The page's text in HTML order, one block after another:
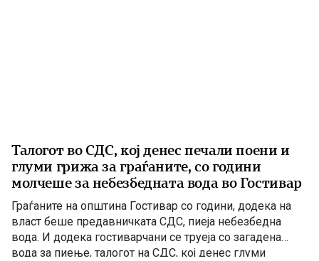
Талогот во СДС, кој денес печали поени и
глуми грижа за граѓаните, со години
молчеше за небезбедната вода во Гостивар
Граѓаните на општина Гостивар со години, додека на
власт беше предавничката СДС, пиеја небезбедна
вода. И додека гостиварчани се труеја со загадена
вода за пиење, талогот на СДС, кој денес глуми